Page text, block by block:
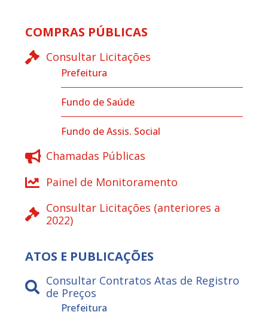
COMPRAS PÚBLICAS
Consultar Licitações
Prefeitura
Fundo de Saúde
Fundo de Assis. Social
Chamadas Públicas
Painel de Monitoramento
Consultar Licitações (anteriores a
2022)
ATOS E PUBLICAÇÕES
Consultar Contratos Atas de Registro
de Preços
Prefeitura